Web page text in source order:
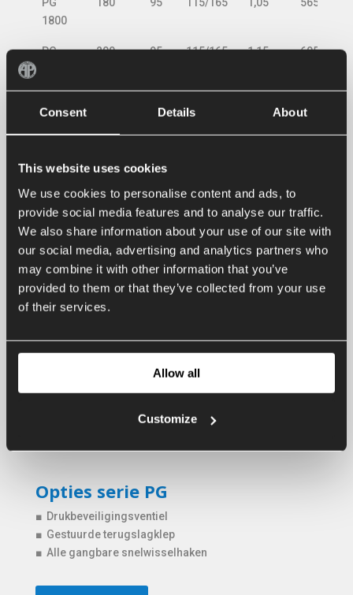
Consent Details About
This website uses cookies
We use cookies to personalise content and ads, to
provide social media features and to analyse our traffic.
We also share information about your use of our site with
our social media, advertising and analytics partners who
may combine it with other information that you’ve
provided to them or that they’ve collected from your use
of their services.
Allow all
Customize
1800
PG
200 95 115/165 1,15 605
2200*
2400*
* Deze modellen worden standaard geleverdinclusief
drukbeveiligingsventiel
* Inhoud met tanden gesloten
• Standaard uitgevoerd met hydrauliekslangen en
male ½” BSP-koppelingen
• Hydraulische druk : max. 200 bar
Standaarduitvoering serie PG
• Verhoogde achterkant
• Slijtvast mes, hardheid 400 HB
Opties serie PG
■ Drukbeveiligingsventiel
■ Gestuurde terugslagklep
■ Alle gangbare snelwisselhaken